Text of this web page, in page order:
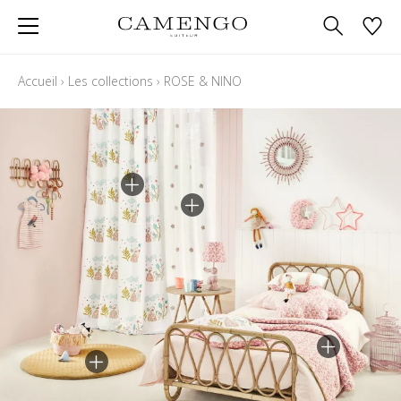
Accueil › Les collections › ROSE & NINO